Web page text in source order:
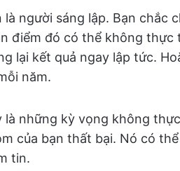
là người sáng lập. Bạn chắc
điểm đó có thể không thực
lại kết quả ngay lập tức.
năm.
là những kỳ vọng không
của bạn thất bại. Nó có
tin.